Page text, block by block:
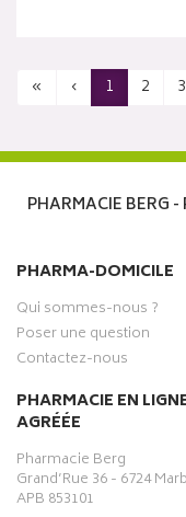
« ‹ 1 2 3
PHARMACIE BERG
PHARMA-DOMICILE
Qui sommes-nous ?
Poser une question
Contactez-nous
PHARMACIE EN
AGRÉÉE
Pharmacie Berg
Grand’Rue 36 - 6724
APB 853101